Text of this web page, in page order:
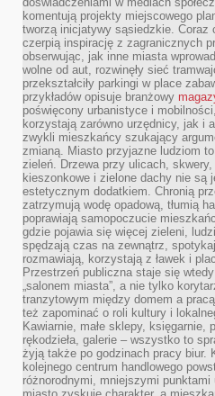
komentują projekty miejscowego
tworzą inicjatywy sąsiedzkie. Coraz
czerpią inspirację z zagranicznych
obserwując, jak inne miasta
wolne od aut, rozwinęły sieć
przekształciły parkingi w place
przykładów opisuje branżowy
poświęcony urbanistyce i
korzystają zarówno urzędnicy, jak i
zwykli mieszkańcy szukający
zmianą. Miasto przyjazne ludziom
zieleń. Drzewa przy ulicach, skwery,
kieszonkowe i zielone dachy nie są
estetycznym dodatkiem. Chronią
zatrzymują wodę opadową, tłumią
poprawiają samopoczucie
gdzie pojawia się więcej zieleni,
spędzają czas na zewnątrz,
rozmawiają, korzystają z ławek i
Przestrzeń publiczna staje się
„salonem miasta”, a nie tylko
tranzytowym między domem a
też zapominać o roli kultury i
Kawiarnie, małe sklepy, księgarnie,
rękodzieła, galerie – wszystko to
żyją także po godzinach pracy biur.
kolejnego centrum handlowego
różnorodnymi, mniejszymi punktami